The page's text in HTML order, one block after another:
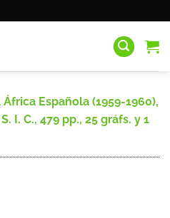
Española (1959-1960),
I. C., 479 pp., 25 gráfs. y 1